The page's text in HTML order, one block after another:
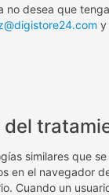
desea que
y
similares que
en el navegador
Cuando un